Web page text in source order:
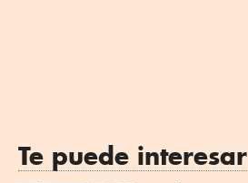
Te puede interesar